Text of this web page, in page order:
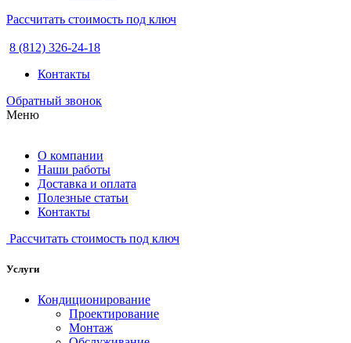
Рассчитать стоимость под ключ
8 (812) 326-24-18
Контакты
Обратный звонок
Меню
О компании
Наши работы
Доставка и оплата
Полезные статьи
Контакты
Рассчитать стоимость под ключ
Услуги
Кондиционирование
Проектирование
Монтаж